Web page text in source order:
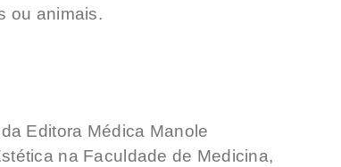
ou animais.
Editora Médica Manole
na Faculdade de Medicina,